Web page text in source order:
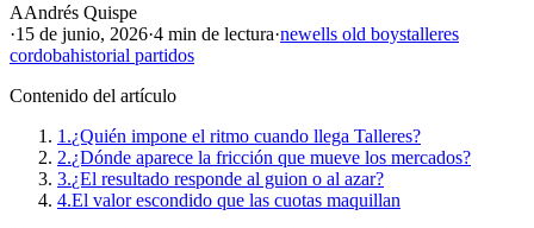
AAndrés Quispe
·15 de junio, 2026·4 min de lectura·newells old boystalleres
cordobahistorial partidos
Contenido del artículo
1.¿Quién impone el ritmo cuando llega Talleres?
2.¿Dónde aparece la fricción que mueve los mercados?
3.¿El resultado responde al guion o al azar?
4.El valor escondido que las cuotas maquillan